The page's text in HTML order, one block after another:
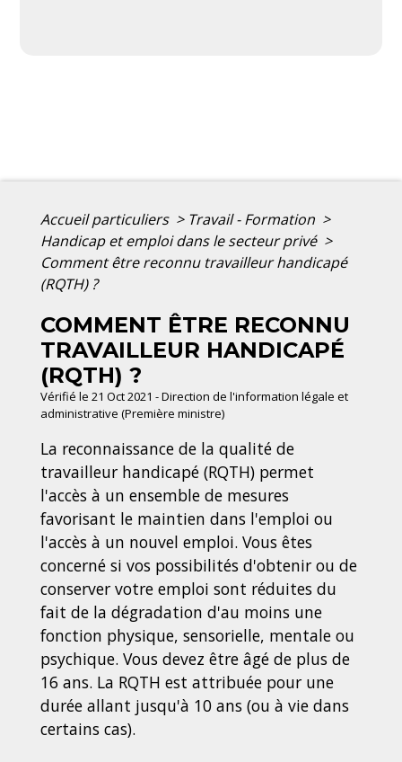
Accueil particuliers > Travail - Formation >
Handicap et emploi dans le secteur privé >
Comment être reconnu travailleur handicapé
(RQTH) ?
COMMENT ÊTRE RECONNU
TRAVAILLEUR HANDICAPÉ
(RQTH) ?
Vérifié le 21 Oct 2021 - Direction de l'information légale et
administrative (Première ministre)
La reconnaissance de la qualité de
travailleur handicapé (RQTH) permet
l'accès à un ensemble de mesures
favorisant le maintien dans l'emploi ou
l'accès à un nouvel emploi. Vous êtes
concerné si vos possibilités d'obtenir ou de
conserver votre emploi sont réduites du
fait de la dégradation d'au moins une
fonction physique, sensorielle, mentale ou
psychique. Vous devez être âgé de plus de
16 ans. La RQTH est attribuée pour une
durée allant jusqu'à 10 ans (ou à vie dans
certains cas).